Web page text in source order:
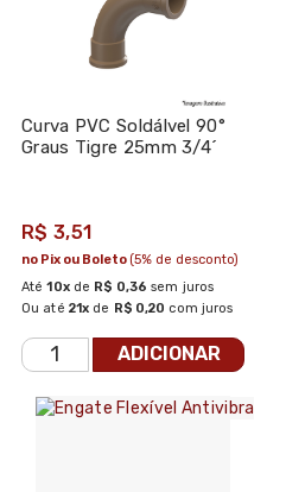
Curva PVC Soldálvel 90°
Graus Tigre 25mm 3/4´
R$ 3,51
Até10xde R$ 0,36 sem juros
Ou até 21x de R$ 0,20 com juros
no Pix ou Boleto(5% de desconto)
ADICIONAR